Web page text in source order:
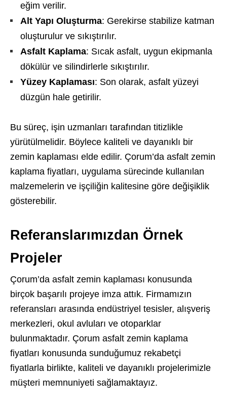
eğim verilir.
Alt Yapı Oluşturma: Gerekirse stabilize katman
oluşturulur ve sıkıştırılır.
Asfalt Kaplama: Sıcak asfalt, uygun ekipmanla
dökülür ve silindirlerle sıkıştırılır.
Yüzey Kaplaması: Son olarak, asfalt yüzeyi
düzgün hale getirilir.
Bu süreç, işin uzmanları tarafından titizlikle
yürütülmelidir. Böylece kaliteli ve dayanıklı bir
zemin kaplaması elde edilir. Çorum’da asfalt zemin
kaplama fiyatları, uygulama sürecinde kullanılan
malzemelerin ve işçiliğin kalitesine göre değişiklik
gösterebilir.
Referanslarımızdan Örnek
Projeler
Çorum’da asfalt zemin kaplaması konusunda
birçok başarılı projeye imza attık. Firmamızın
referansları arasında endüstriyel tesisler, alışveriş
merkezleri, okul avluları ve otoparklar
bulunmaktadır. Çorum asfalt zemin kaplama
fiyatları konusunda sunduğumuz rekabetçi
fiyatlarla birlikte, kaliteli ve dayanıklı projelerimizle
müşteri memnuniyeti sağlamaktayız.